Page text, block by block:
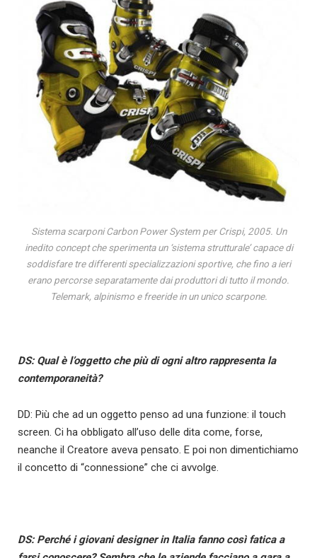
Sistema scarponi Carbon Power System per Crispi, 2005. Un
inedito concept che sperimenta un ‘sistema strutturale’ capace di
soddisfare tre differenti specializzazioni sportive, che fino a ieri
erano percorse separatamente dai produttori di tutto il mondo.
Telemark, alpinismo e freeride in un unico scarpone.
DS: Qual è l’oggetto che più di ogni altro rappresenta la
contemporaneità?
DD: Più che ad un oggetto penso ad una funzione: il touch
screen. Ci ha obbligato all’uso delle dita come, forse,
neanche il Creatore aveva pensato. E poi non dimentichiamo
il concetto di “connessione” che ci avvolge.
DS: Perché i giovani designer in Italia fanno così fatica a